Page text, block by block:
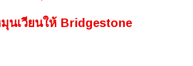
นเวียนให้ Bridgestone